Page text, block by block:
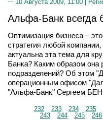
10 Августа 2009, 11:00 |
Альфа-Банк всегда
Оптимизация бизнеса –
стратегия любой
актуальна эта тема для
Банка? Каким образом она
подразделений? Об этом
операционным офисом
"Альфа-Банк" Сергеем
232 233 234 235
243
244 245
246